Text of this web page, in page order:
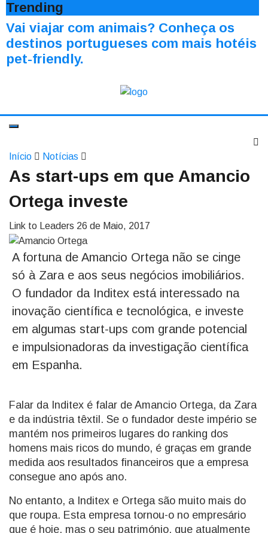
Trending
Vai viajar com animais? Conheça os
destinos portugueses com mais hotéis
pet-friendly.
Início Notícias
As start-ups em que Amancio
Ortega investe
Link to Leaders 26 de Maio, 2017
A fortuna de Amancio Ortega não se cinge
só à Zara e aos seus negócios imobiliários.
O fundador da Inditex está interessado na
inovação científica e tecnológica, e investe
em algumas start-ups com grande potencial
e impulsionadoras da investigação científica
em Espanha.
Falar da Inditex é falar de Amancio Ortega, da Zara
e da indústria têxtil. Se o fundador deste império se
mantém nos primeiros lugares do ranking dos
homens mais ricos do mundo, é graças em grande
medida aos resultados financeiros que a empresa
consegue ano após ano.
No entanto, a Inditex e Ortega são muito mais do
que roupa. Esta empresa tornou-o no empresário
que é hoje, mas o seu património, que atualmente